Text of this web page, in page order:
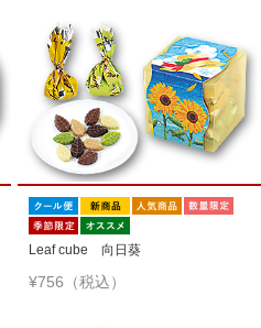
Leaf cube 向日葵
¥756（税込）